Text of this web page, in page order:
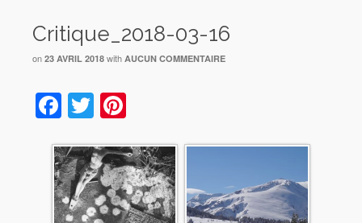
Critique_2018-03-16
on 23 AVRIL 2018 with AUCUN COMMENTAIRE
Facebook
Twitter